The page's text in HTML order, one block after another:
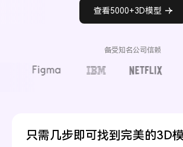
查看5000+3D模型
备受知名公司信赖
只需几步即可找到完美的3D模